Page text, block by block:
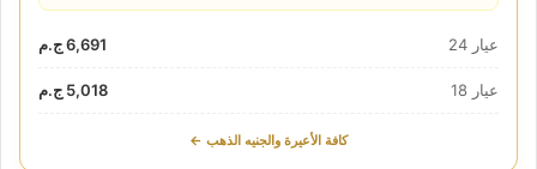
عيار 24 6,691 ج.م
عيار 18 5,018 ج.م
كافة الأعيرة والجنيه الذهب ←